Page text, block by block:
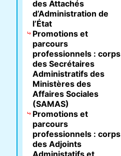
des Attachés
d’Administration de
l’État
Promotions et
parcours
professionnels : corps
des Secrétaires
Administratifs des
Ministères des
Affaires Sociales
(SAMAS)
Promotions et
parcours
professionnels : corps
des Adjoints
Administatifs et